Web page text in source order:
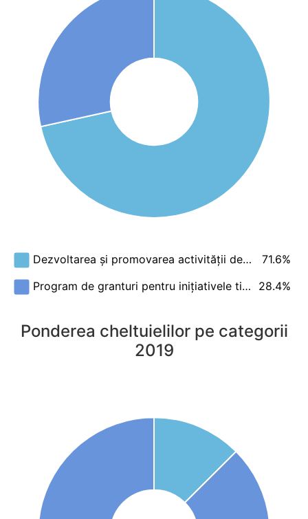
Dezvoltarea și promovarea activității de…
71.6%
Program de granturi pentru inițiativele ti…
28.4%
Ponderea cheltuielilor pe categorii
2019